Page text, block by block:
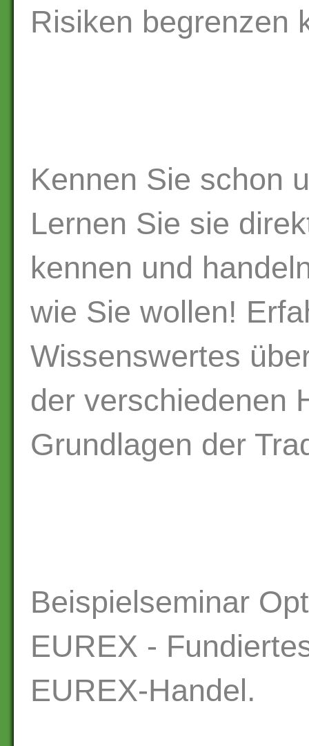
Risiken begrenzen
Kennen Sie schon
Lernen Sie sie
kennen und
wie Sie wollen!
Wissenswertes
der verschiedenen
Grundlagen der
Beispielseminar
EUREX -
EUREX-Handel.